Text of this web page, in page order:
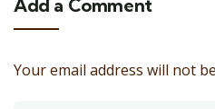
Add a Comment
Your email address will not